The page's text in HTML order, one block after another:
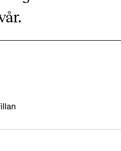
utviklingsarbeid